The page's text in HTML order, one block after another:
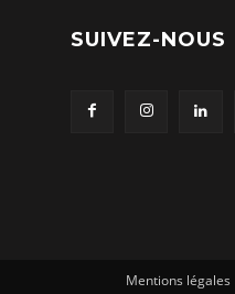
SUIVEZ-NOUS
Mentions légales